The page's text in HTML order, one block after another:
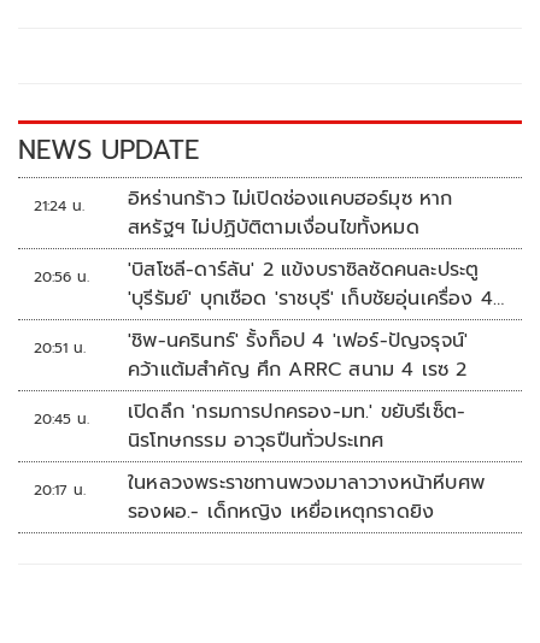
k k
NEWS UPDATE
21:24 น.
อิหร่านกร้าว ไม่เปิดช่องแคบฮอร์มุซ หาก
สหรัฐฯ ไม่ปฏิบัติตามเงื่อนไขทั้งหมด
20:56 น.
'บิสโซลี-ดาร์ลัน' 2 แข้งบราซิลซัดคนละประตู
'บุรีรัมย์' บุกเชือด 'ราชบุรี' เก็บชัยอุ่นเครื่อง 4
นัดรวด
20:51 น.
'ชิพ-นครินทร์' รั้งท็อป 4 'เฟอร์-ปัญจรุจน์'
คว้าแต้มสำคัญ ศึก ARRC สนาม 4 เรซ 2
20:45 น.
เปิดลึก 'กรมการปกครอง-มท.' ขยับรีเซ็ต-
นิรโทษกรรม อาวุธปืนทั่วประเทศ
20:17 น.
ในหลวงพระราชทานพวงมาลาวางหน้าหีบศพ
รองผอ.- เด็กหญิง เหยื่อเหตุกราดยิง